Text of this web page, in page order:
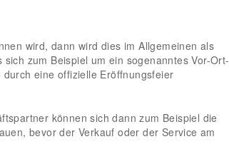
wird, dann wird dies im Allgemeinen als
zum Beispiel um ein sogenanntes Vor-Ort-
eine offizielle Eröffnungsfeier
können sich dann zum Beispiel die
bevor der Verkauf oder der Service am